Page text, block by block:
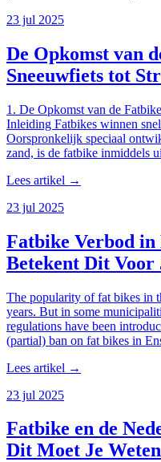
23 jul 2025
De Opkomst van
Sneeuwfiets tot
1. De Opkomst van de
Inleiding Fatbikes winnen
Oorspronkelijk speciaal
zand, is de fatbike inmiddels
Lees artikel →
23 jul 2025
Fatbike Verbod in
Betekent Dit Voor
The popularity of fat bikes in
years. But in some
regulations have been
(partial) ban on fat bikes in
Lees artikel →
23 jul 2025
Fatbike en de
Dit Moet Je Weten